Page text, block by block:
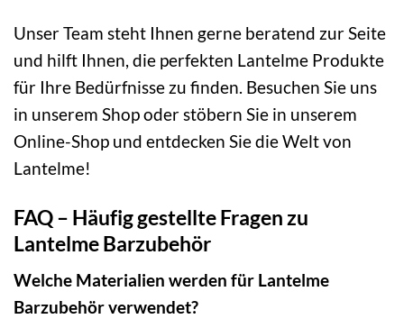
Unser Team steht Ihnen gerne beratend zur Seite
und hilft Ihnen, die perfekten Lantelme Produkte
für Ihre Bedürfnisse zu finden. Besuchen Sie uns
in unserem Shop oder stöbern Sie in unserem
Online-Shop und entdecken Sie die Welt von
Lantelme!
FAQ – Häufig gestellte Fragen zu
Lantelme Barzubehör
Welche Materialien werden für Lantelme
Barzubehör verwendet?